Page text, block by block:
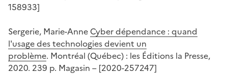
158933]
Sergerie, Marie-Anne Cyber dépendance : quand
l'usage des technologies devient un
problème. Montréal (Québec) : les Éditions la Presse,
2020. 239 p. Magasin – [2020-257247]